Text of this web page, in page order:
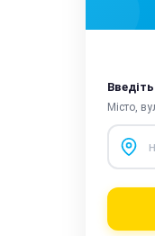
Місто,